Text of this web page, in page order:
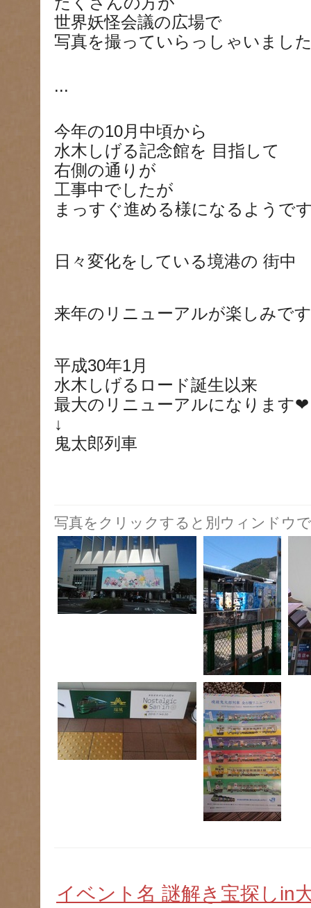
世界妖怪会議の広場で
写真を撮っていらっしゃいまし
...
今年の10月中頃から
水木しげる記念館を 目指して
右側の通りが
工事中でしたが
まっすぐ進める様になるようで
日々変化をしている境港の 街中
来年のリニューアルが楽しみで
平成30年1月
水木しげるロード誕生以来
最大のリニューアルになります❤
↓
鬼太郎列車
写真をクリックすると別ウィンドウ
イベント名 謎解き宝探しin